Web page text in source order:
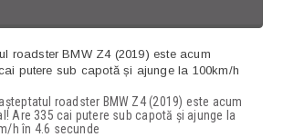
roadster BMW Z4 (2019) este acum
Are 335 cai putere sub capotă și ajunge la
h în 4.6 secunde